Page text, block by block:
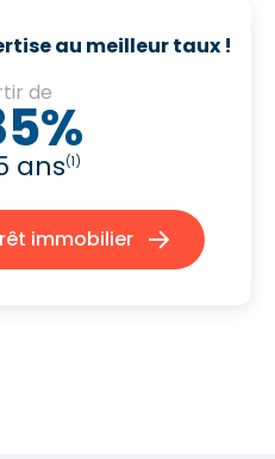
au meilleur taux !
de
ans(1)
immobilier